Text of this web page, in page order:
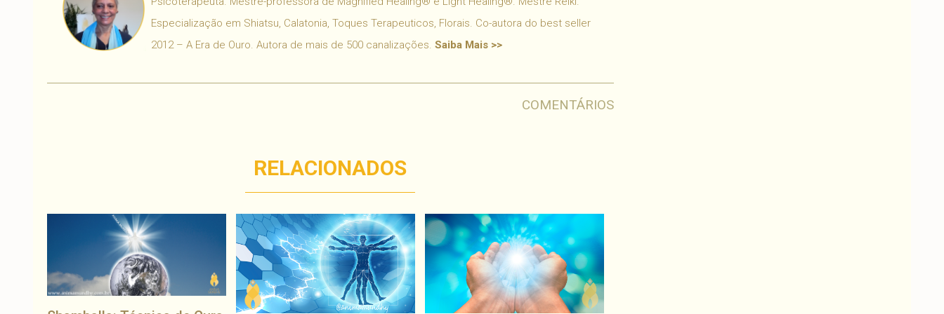
Especialização em Shiatsu, Calatonia, Toques Terapeuticos, Florais. Co-autora do best seller
2012 – A Era de Ouro. Autora de mais de 500 canalizações. Saiba Mais >>
COMENTÁRIOS
RELACIONADOS